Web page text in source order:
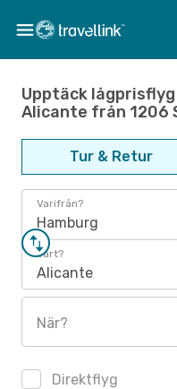
Upptäck
Alicante från 1206
Tur & Retur
Varifrån?
Hamburg
Vart?
Alicante
När?
Direktflyg